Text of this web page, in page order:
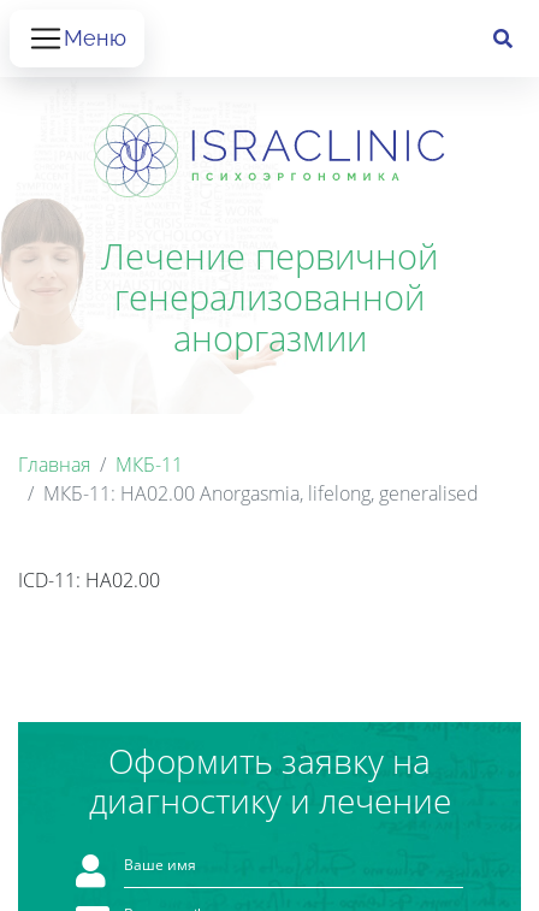
Меню
Лечение первичной
генерализованной
аноргазмии
Главная
МКБ-11
МКБ-11: HA02.00 Anorgasmia, lifelong, generalised
ICD-11: HA02.00
Оформить заявку на
диагностику и лечение